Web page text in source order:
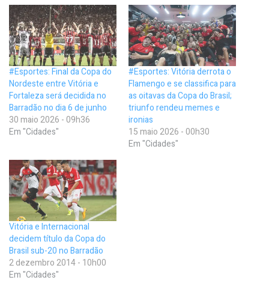
#Esportes: Final da Copa do
Nordeste entre Vitória e
Fortaleza será decidida no
Barradão no dia 6 de junho
30 maio 2026 - 09h36
Em "Cidades"
#Esportes: Vitória derrota o
Flamengo e se classifica para
as oitavas da Copa do Brasil;
triunfo rendeu memes e
ironias
15 maio 2026 - 00h30
Em "Cidades"
Vitória e Internacional
decidem título da Copa do
Brasil sub-20 no Barradão
2 dezembro 2014 - 10h00
Em "Cidades"